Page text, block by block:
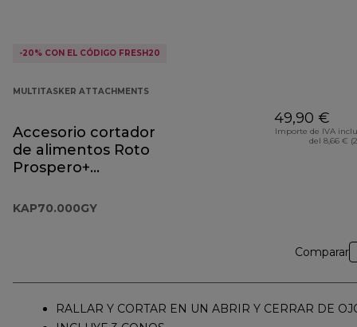
-20% CON EL CÓDIGO FRESH20
MULTITASKER ATTACHMENTS
Accesorio cortador
de alimentos Roto
Prospero+
KAP70.000GY
49,90 €
Importe de IVA
del 8,66 €
Comparar
RALLAR Y CORTAR EN UN ABRIR Y CERRAR DE